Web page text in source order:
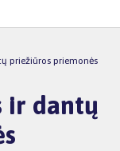
priežiūros priemonės
ir dantų